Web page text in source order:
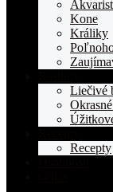
Kone
Králiky
Liečivé
Recepty